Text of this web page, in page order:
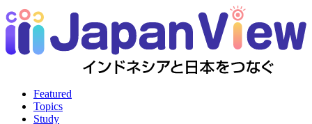
Featured
Topics
Study